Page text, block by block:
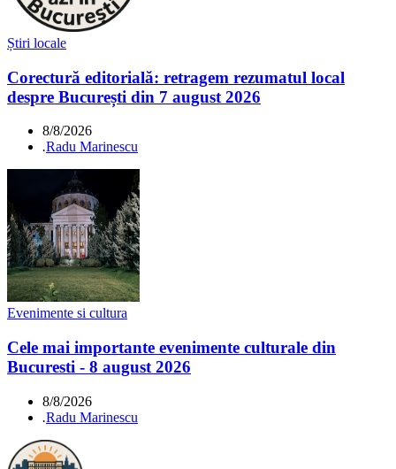
Știri locale
Corectură editorială: retragem rezumatul local
despre București din 7 august 2026
8/8/2026
.Radu Marinescu
Evenimente si cultura
Cele mai importante evenimente culturale din
Bucuresti - 8 august 2026
8/8/2026
.Radu Marinescu